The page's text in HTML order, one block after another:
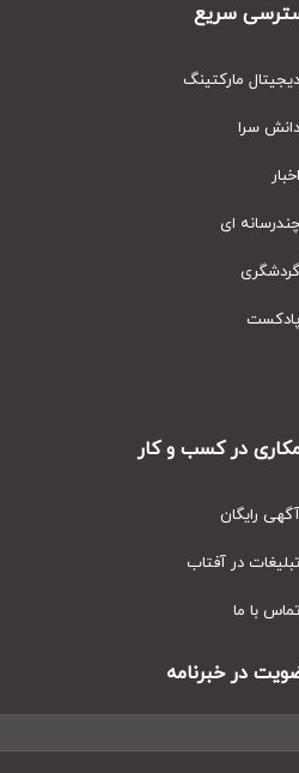
سریع
مارکتینگ
سرا
ای
در کسب و کار
رایگان
در آفتاب
با ما
در خبرنامه